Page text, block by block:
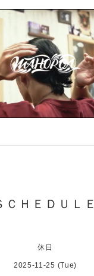
ＣＨＥＤＵＬＥ
休日
2025-11-25 (Tue)